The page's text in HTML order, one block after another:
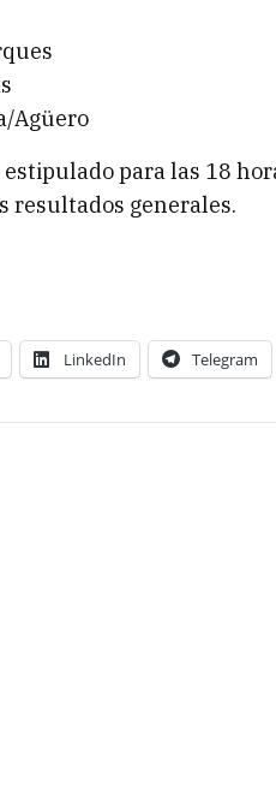
Agüero
para las 18
resultados generales.
LinkedIn Telegram